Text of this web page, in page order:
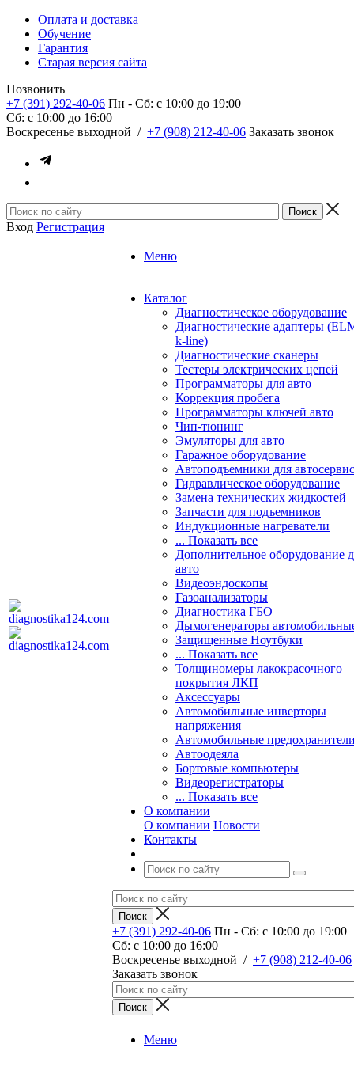
Оплата и доставка
Обучение
Гарантия
Старая версия сайта
Позвонить
+7 (391) 292-40-06 Пн - Сб: c 10:00 до 19:00
Сб: c 10:00 до 16:00
​Воскресенье выходной / +7 (908) 212-40-06 Заказать звонок
Вход Регистрация
Меню
Каталог
Диагностическое оборудование
Диагностические адаптеры
k-line)
Диагностические сканеры
Тестеры электрических цепей
Программаторы для авто
Коррекция пробега
Программаторы ключей авто
Чип-тюнинг
Эмуляторы для авто
Гаражное оборудование
Автоподъемники для
Гидравлическое оборудование
Замена технических жидкостей
Запчасти для подъемников
Индукционные нагреватели
... Показать все
Дополнительное оборудование
авто
Видеоэндоскопы
Газоанализаторы
Диагностика ГБО
Дымогенераторы
Защищенные Ноутбуки
... Показать все
Толщиномеры лакокрасочного
покрытия ЛКП
Аксессуары
Автомобильные инверторы
напряжения
Автомобильные
Автоодеяла
Бортовые компьютеры
Видеорегистраторы
... Показать все
О компании
О компании Новости
Контакты
+7 (391) 292-40-06 Пн - Сб: c 10:00 до 19:00
Сб: c 10:00 до 16:00
​Воскресенье выходной / +7 (908) 212-40-06
Заказать звонок
Меню